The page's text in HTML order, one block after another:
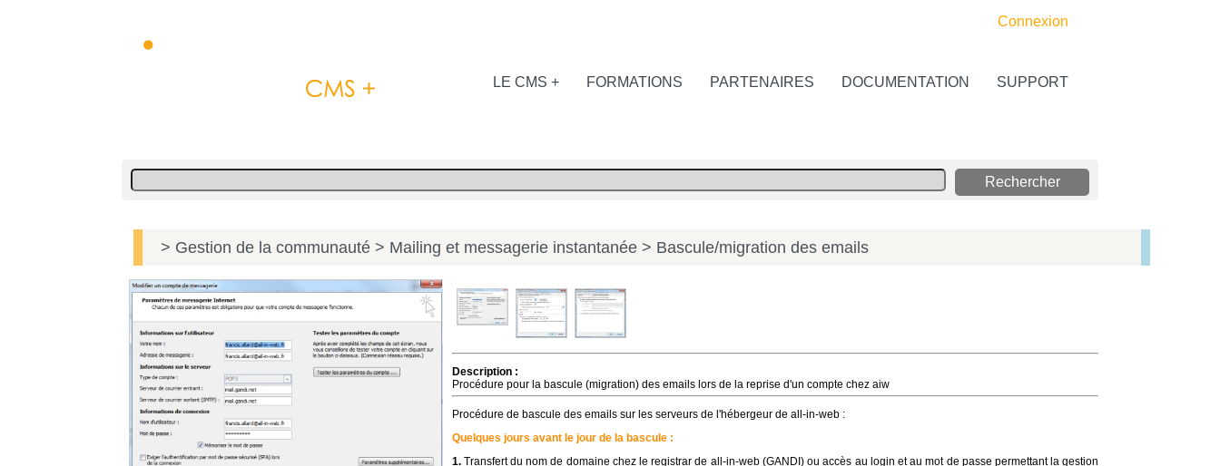
Connexion
LE CMS + FORMATIONS PARTENAIRES DOCUMENTATION SUPPORT
> Gestion de la communauté > Mailing et messagerie instantanée > Bascule/migration des emails
Description :
Procédure pour la bascule (migration) des emails lors de la reprise d'un compte chez aiw
Procédure de bascule des emails sur les serveurs de l'hébergeur de all-in-web :
Quelques jours avant le jour de la bascule :
1.Transfert du nom de domaine chez le registrar de all-in-web (GANDI) ou accès au login et au mot de passe permettant la gestion